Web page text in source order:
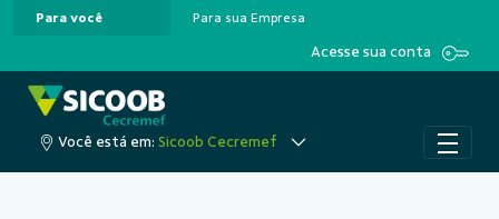
Pular para o Conteúdo principal
Para você Para sua Empresa
Acesse sua conta
Você está em: Sicoob Cecremef